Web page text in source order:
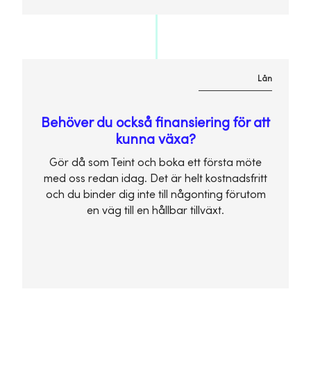
Lån
Behöver du också finansiering för att
kunna växa?
Gör då som Teint och boka ett första möte
med oss redan idag. Det är helt kostnadsfritt
och du binder dig inte till någonting förutom
en väg till en hållbar tillväxt.